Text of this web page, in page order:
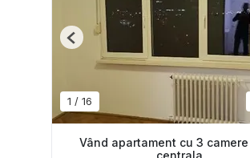
1 / 16
Previous
Vând apartament cu 3